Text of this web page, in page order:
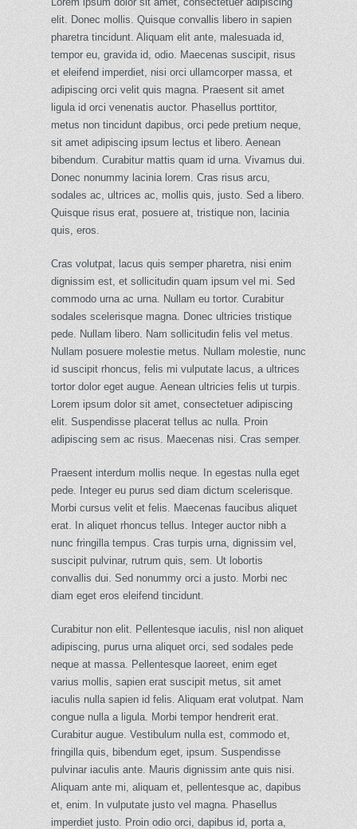
elit. Donec mollis. Quisque convallis libero in sapien
pharetra tincidunt. Aliquam elit ante, malesuada id,
tempor eu, gravida id, odio. Maecenas suscipit, risus
et eleifend imperdiet, nisi orci ullamcorper massa, et
adipiscing orci velit quis magna. Praesent sit amet
ligula id orci venenatis auctor. Phasellus porttitor,
metus non tincidunt dapibus, orci pede pretium neque,
sit amet adipiscing ipsum lectus et libero. Aenean
bibendum. Curabitur mattis quam id urna. Vivamus dui.
Donec nonummy lacinia lorem. Cras risus arcu,
sodales ac, ultrices ac, mollis quis, justo. Sed a libero.
Quisque risus erat, posuere at, tristique non, lacinia
quis, eros.
Cras volutpat, lacus quis semper pharetra, nisi enim
dignissim est, et sollicitudin quam ipsum vel mi. Sed
commodo urna ac urna. Nullam eu tortor. Curabitur
sodales scelerisque magna. Donec ultricies tristique
pede. Nullam libero. Nam sollicitudin felis vel metus.
Nullam posuere molestie metus. Nullam molestie, nunc
id suscipit rhoncus, felis mi vulputate lacus, a ultrices
tortor dolor eget augue. Aenean ultricies felis ut turpis.
Lorem ipsum dolor sit amet, consectetuer adipiscing
elit. Suspendisse placerat tellus ac nulla. Proin
adipiscing sem ac risus. Maecenas nisi. Cras semper.
Praesent interdum mollis neque. In egestas nulla eget
pede. Integer eu purus sed diam dictum scelerisque.
Morbi cursus velit et felis. Maecenas faucibus aliquet
erat. In aliquet rhoncus tellus. Integer auctor nibh a
nunc fringilla tempus. Cras turpis urna, dignissim vel,
suscipit pulvinar, rutrum quis, sem. Ut lobortis
convallis dui. Sed nonummy orci a justo. Morbi nec
diam eget eros eleifend tincidunt.
Curabitur non elit. Pellentesque iaculis, nisl non aliquet
adipiscing, purus urna aliquet orci, sed sodales pede
neque at massa. Pellentesque laoreet, enim eget
varius mollis, sapien erat suscipit metus, sit amet
iaculis nulla sapien id felis. Aliquam erat volutpat. Nam
congue nulla a ligula. Morbi tempor hendrerit erat.
Curabitur augue. Vestibulum nulla est, commodo et,
fringilla quis, bibendum eget, ipsum. Suspendisse
pulvinar iaculis ante. Mauris dignissim ante quis nisi.
Aliquam ante mi, aliquam et, pellentesque ac, dapibus
et, enim. In vulputate justo vel magna. Phasellus
imperdiet justo. Proin odio orci, dapibus id, porta a,